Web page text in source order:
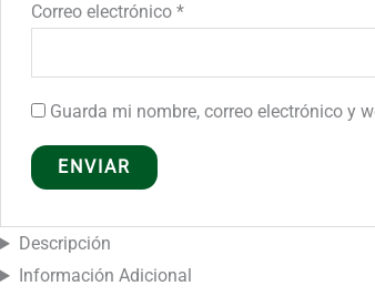
Correo electrónico *
Guarda mi nombre, correo electrónico y
Descripción
Información Adicional